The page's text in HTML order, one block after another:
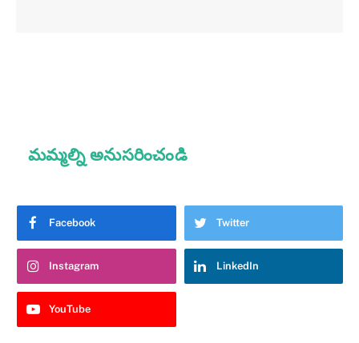
మమ్మల్ని అనుసరించండి
Facebook Twitter
Instagram LinkedIn
YouTube